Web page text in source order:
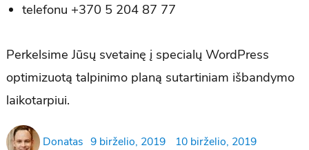
telefonu +370 5 204 87 77
Perkelsime Jūsų svetainę į specialų WordPress
optimizuotą talpinimo planą sutartiniam išbandymo
laikotarpiui.
Author
Donatas Posted
9 birželio, 2019 Atnaujinta
10 birželio, 2019